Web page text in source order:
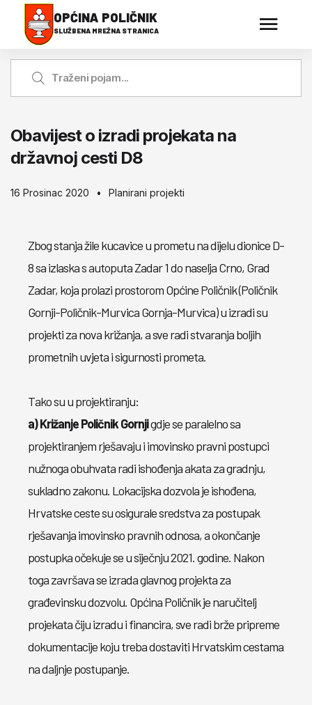
OPĆINA POLIČNIK
SLUŽBENA MREŽNA STRANICA
Obavijest o izradi projekata na
državnoj cesti D8
16 Prosinac 2020 Planirani projekti
Zbog stanja žile kucavice u prometu na dijelu dionice D-
8 sa izlaska s autoputa Zadar 1 do naselja Crno, Grad
Zadar, koja prolazi prostorom Općine Poličnik (Poličnik
Gornji-Poličnik-Murvica Gornja-Murvica) u izradi su
projekti za nova križanja, a sve radi stvaranja boljih
prometnih uvjeta i sigurnosti prometa.
Tako su u projektiranju:
a) Križanje Poličnik Gornjigdje se paralelno sa
projektiranjem rješavaju i imovinsko pravni postupci
nužnoga obuhvata radi ishođenja akata za gradnju,
sukladno zakonu. Lokacijska dozvola je ishođena,
Hrvatske ceste su osigurale sredstva za postupak
rješavanja imovinsko pravnih odnosa, a okončanje
postupka očekuje se u siječnju 2021. godine. Nakon
toga završava se izrada glavnog projekta za
građevinsku dozvolu. Općina Poličnik je naručitelj
projekata čiju izradu i financira, sve radi brže pripreme
dokumentacije koju treba dostaviti Hrvatskim cestama
na daljnje postupanje.